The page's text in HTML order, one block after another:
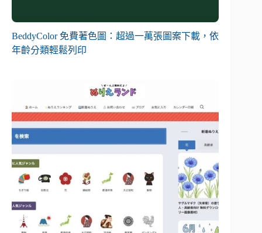
BeddyColor 免費著色圖：超過一萬張圖案下載，依
年齡分類輕鬆列印